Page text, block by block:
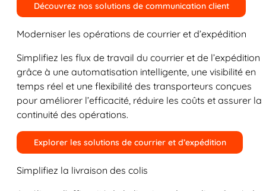
Découvrez nos solutions de communication client
Moderniser les opérations de courrier et d’expédition
Simplifiez les flux de travail du courrier et de l’expédition
grâce à une automatisation intelligente, une visibilité en
temps réel et une flexibilité des transporteurs conçues
pour améliorer l’efficacité, réduire les coûts et assurer la
continuité des opérations.
Explorer les solutions de courrier et d’expédition
Simplifiez la livraison des colis